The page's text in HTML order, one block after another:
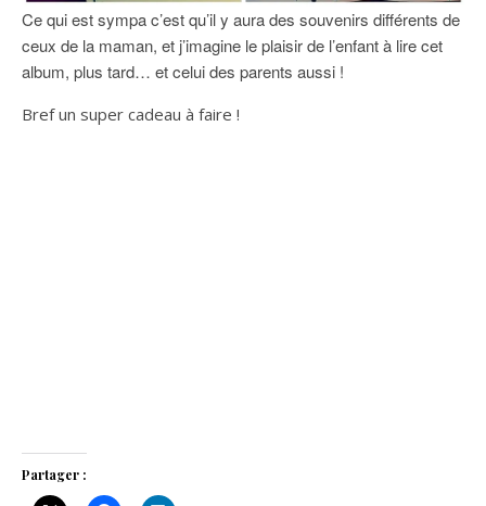
Ce qui est sympa c’est qu’il y aura des souvenirs différents de
ceux de la maman, et j’imagine le plaisir de l’enfant à lire cet
album, plus tard… et celui des parents aussi !
Bref un super cadeau à faire !
Partager :